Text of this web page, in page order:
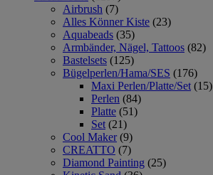
Airbrush (7)
Alles Könner Kiste (23)
Aquabeads (35)
Armbänder, Nägel, Tattoos (82)
Bastelsets (125)
Bügelperlen/Hama/SES (176)
Maxi Perlen/Platte/Set (15)
Perlen (84)
Platte (51)
Set (21)
Cool Maker (9)
CREATTO (7)
Diamond Painting (25)